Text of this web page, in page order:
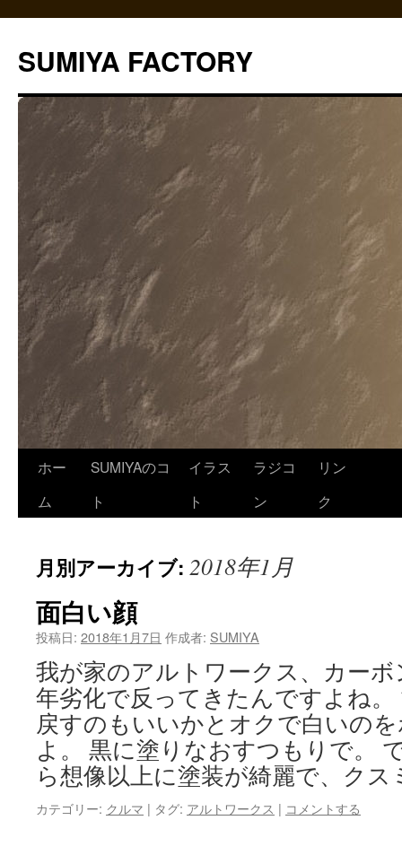
テ
ン
へ
SUMIYA FACTORY
ホー
ム
SUMIYAのコ
ト
イラス
ト
ラジコ
ン
リン
ク
月別アーカイブ: 2018年1月
面白い顔
投稿日: 2018年1月7日 作成者: SUMIYA
我が家のアルトワークス、カー
年劣化で反ってきたんですよね
戻すのもいいかとオクで白いの
よ。 黒に塗りなおすつもりで。
ら想像以上に塗装が綺麗で、ク
カテゴリー: クルマ | タグ: アルトワークス | コメントする